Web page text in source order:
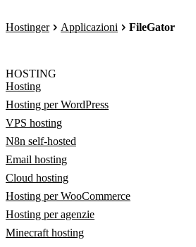
Hostinger Applicazioni FileGator
HOSTING
Hosting
Hosting per WordPress
VPS hosting
N8n self-hosted
Email hosting
Cloud hosting
Hosting per WooCommerce
Hosting per agenzie
Minecraft hosting